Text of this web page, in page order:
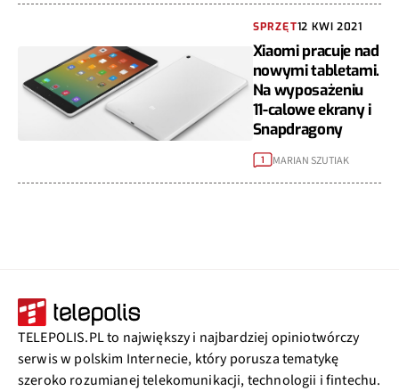
SPRZĘT12 KWI 2021
Xiaomi pracuje nad
nowymi tabletami.
Na wyposażeniu
11-calowe ekrany i
Snapdragony
1 MARIAN SZUTIAK
TELEPOLIS.PL to największy i najbardziej opiniotwórczy
serwis w polskim Internecie, który porusza tematykę
szeroko rozumianej telekomunikacji, technologii i fintechu.